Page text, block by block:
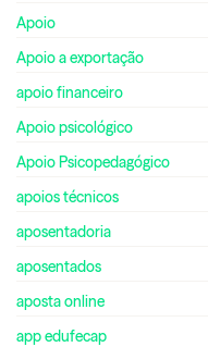
Apoio
Apoio a exportação
apoio financeiro
Apoio psicológico
Apoio Psicopedagógico
apoios técnicos
aposentadoria
aposentados
aposta online
app edufecap